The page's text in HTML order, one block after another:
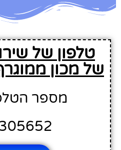
טלפון של
של מכון
מספר